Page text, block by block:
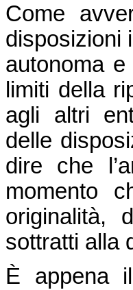
Come
disposizioni
autonoma
limiti della
agli altri
delle
dire che
momento
originalità,
sottratti alla
È appena